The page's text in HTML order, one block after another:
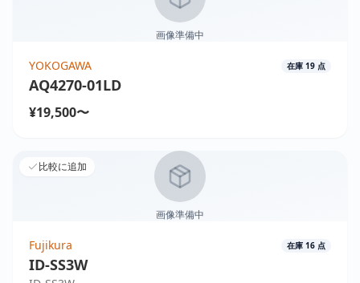
画像準備中
YOKOGAWA 在庫 19 点
AQ4270-01LD
¥19,500〜
比較に追加
画像準備中
Fujikura 在庫 16 点
ID-SS3W